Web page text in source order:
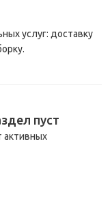
услуг: доставку
пуст
активных